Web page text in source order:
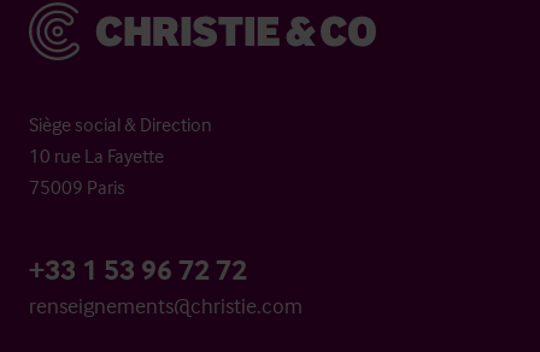
Christie & Co
Siège social & Direction
10 rue La Fayette
75009 Paris
+33 1 53 96 72 72
renseignements@christie.com